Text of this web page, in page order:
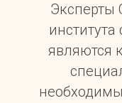
Эксперты
являются